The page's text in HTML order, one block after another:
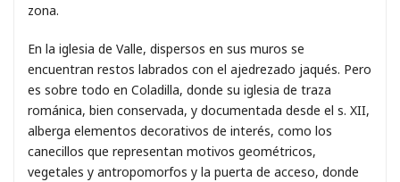
zona.
En la iglesia de Valle, dispersos en sus muros se
encuentran restos labrados con el ajedrezado jaqués. Pero
es sobre todo en Coladilla, donde su iglesia de traza
románica, bien conservada, y documentada desde el s. XII,
alberga elementos decorativos de interés, como los
canecillos que representan motivos geométricos,
vegetales y antropomorfos y la puerta de acceso, donde